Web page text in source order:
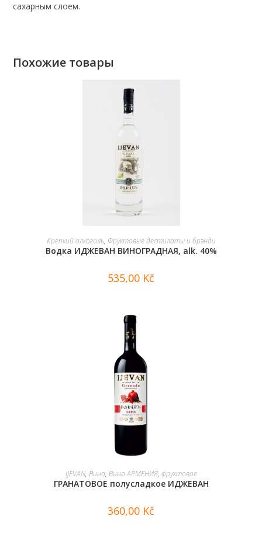
сахарным слоем.
Похожие товары
В КОРЗИНУ
Крепкий алкоголь, Фруктовые дестилаты и брэнди
Водка ИДЖЕВАН ВИНОГРАДНАЯ, alk. 40%
535,00 Kč
В КОРЗИНУ
IJEVAN, Вино, Вино АРМЕНИЯ, фруктовое
ГРАНАТОВОЕ полусладкое ИДЖЕВАН
360,00 Kč